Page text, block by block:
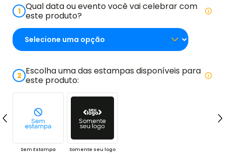
1 Qual data ou evento você vai celebrar com
este produto?
2 Escolha uma das estampas disponíveis para
este produto:
Sem Estampa Somente seu logo